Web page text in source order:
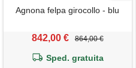
Agnona felpa girocollo - blu
842,00 € 864,00 €
Sped. gratuita